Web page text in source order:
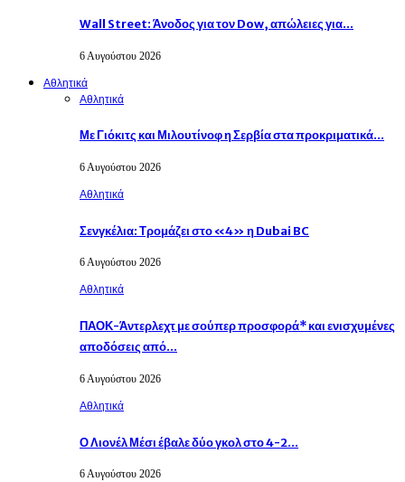
Wall Street: Άνοδος για τον Dow, απώλειες για…
6 Αυγούστου 2026
Αθλητικά
Αθλητικά
Με Γιόκιτς και Μιλουτίνοφ η Σερβία στα προκριματικά…
6 Αυγούστου 2026
Αθλητικά
Σενγκέλια: Τρομάζει στο «4» η Dubai BC
6 Αυγούστου 2026
Αθλητικά
ΠΑΟΚ-Άντερλεχτ με σούπερ προσφορά* και ενισχυμένες
αποδόσεις από…
6 Αυγούστου 2026
Αθλητικά
Ο Λιονέλ Μέσι έβαλε δύο γκολ στο 4-2…
6 Αυγούστου 2026